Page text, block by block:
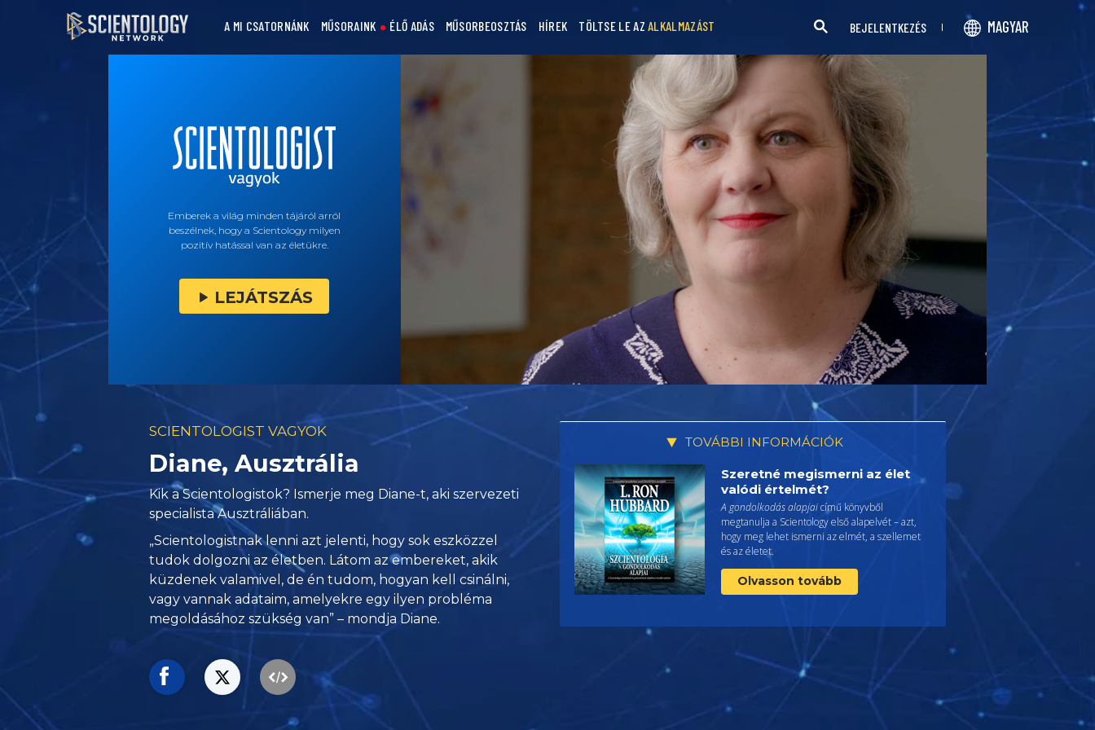
A MI CSATORNÁNK MŰSORAINK ÉLŐ ADÁS MŰSORBEOSZTÁS HÍREK TÖLTSE LE AZALKALMAZÁST BEJELENTKEZÉS MAGYAR
Emberek a világ minden tájáról arról
beszélnek, hogy a Scientology milyen
pozitív hatással van az életükre.
LEJÁTSZÁS
SCIENTOLOGIST VAGYOK
Diane, Ausztrália
Kik a Scientologistok? Ismerje meg Diane-t, aki szervezeti
specialista Ausztráliában.
„Scientologistnak lenni azt jelenti, hogy sok eszközzel
tudok dolgozni az életben. Látom az embereket, akik
küzdenek valamivel, de én tudom, hogyan kell csinálni,
vagy vannak adataim, amelyekre egy ilyen probléma
megoldásához szükség van” – mondja Diane.
TOVÁBBI INFORMÁCIÓK
Szeretné megismerni az élet
valódi értelmét?
A gondolkodás alapjaicímű könyvből
megtanulja a Scientology első alapelvét – azt,
hogy meg lehet ismerni az elmét, a szellemet
és az életet.
Olvasson tovább